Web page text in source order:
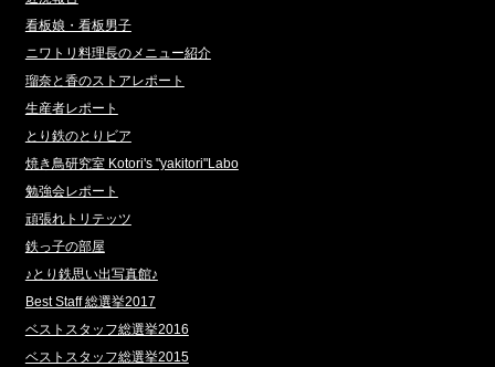
看板娘・看板男子
ニワトリ料理長のメニュー紹介
瑠奈と香のストアレポート
生産者レポート
とり鉄のとりビア
焼き鳥研究室 Kotori's "yakitori"Labo
勉強会レポート
頑張れトリテッツ
鉄っ子の部屋
♪とり鉄思い出写真館♪
Best Staff 総選挙2017
ベストスタッフ総選挙2016
ベストスタッフ総選挙2015